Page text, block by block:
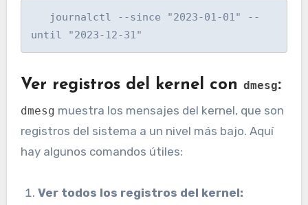
   journalctl --since "2023-01-01" --
until "2023-12-31"
Ver registros del kernel con dmesg:
dmesg muestra los mensajes del kernel, que son
registros del sistema a un nivel más bajo. Aquí
hay algunos comandos útiles:
Ver todos los registros del kernel: